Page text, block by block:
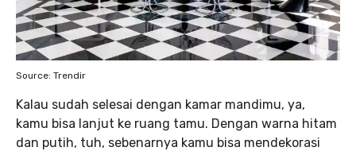
Source: Trendir
Kalau sudah selesai dengan kamar mandimu, ya,
kamu bisa lanjut ke ruang tamu. Dengan warna hitam
dan putih, tuh, sebenarnya kamu bisa mendekorasi